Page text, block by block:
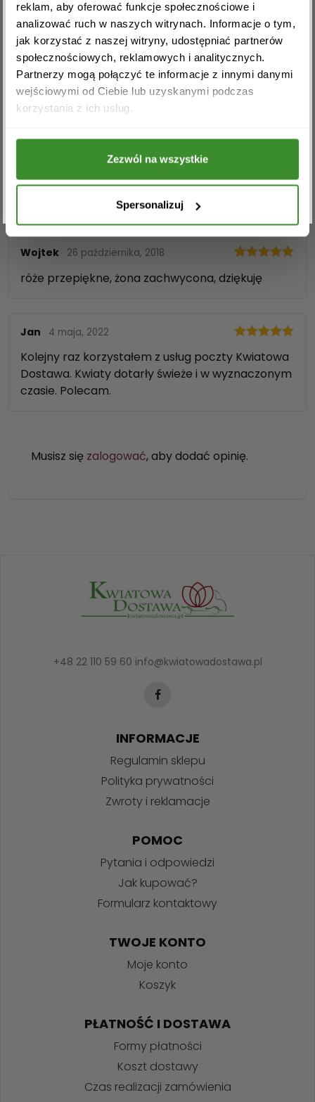
reklam, aby oferować funkcje społecznościowe i
analizować ruch w naszych witrynach. Informacje o tym,
jak korzystać z naszej witryny, udostępniać partnerów
społecznościowych, reklamowych i analitycznych.
Partnerzy mogą połączyć te informacje z innymi danymi
wejściowymi od Ciebie lub uzyskanymi podczas
korzystania z ich usług.
Zezwól na wszystkie
Spersonalizuj
* Wielkość produktu: na zdjęciu głównym
przedstawiony jest produkt średniej wielkości. W
pozostałych przypadkach wielkość oraz długość
produktu będą adekwatne do różnicy w cenie.
OPINIE
na 5
12 sierpnia, 2016
Wybrałem różowe. Dotarły na czas. Dziewczyna
szczęśliwa. Polecam!
na 5
Wojtek 26 października, 2018
róże przepiękne, żona zachwycona, dziękuję
na 5
Jan 4 maja, 2022
Kolejny raz korzystałem z usług poczty Kwiatowa
Dostawa. Kwiaty dotarły świeże i w wyznaczonym
czasie. Polecam.
Musisz się zalogować, aby dodać opinię.
+48 22 110 59 60 info@kwiatowadostawa.pl
INFORMACJE
Regulamin sklepu
Polityka prywatności
Zwroty i reklamacje
POMOC
Pytania i odpowiedzi
Jak kupować?
Formularz kontaktowy
TWOJE KONTO
Moje konto
Koszyk
PŁATNOŚĆ I DOSTAWA
Formy płatności
Koszt dostawy
Czas realizacji zamówienia
Akceptuję regulamin i wyrażam zgodę na
przetwarzanie powyższych danych osobowych
ZAPISZ SIĘ